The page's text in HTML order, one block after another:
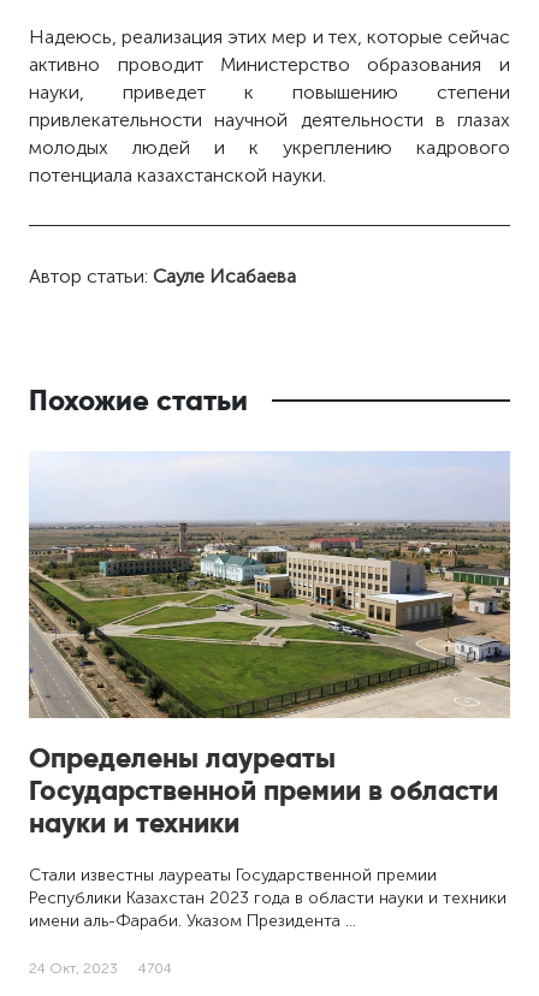
Надеюсь, реализация этих мер и тех, которые сейчас
активно проводит Министерство образования и
науки, приведет к повышению степени
привлекательности научной деятельности в глазах
молодых людей и к укреплению кадрового
потенциала казахстанской науки.
Автор статьи:Сауле Исабаева
Похожие статьи
Определены лауреаты
Государственной премии в области
науки и техники
Стали известны лауреаты Государственной премии
Республики Казахстан 2023 года в области науки и техники
имени аль-Фараби. Указом Президента …
24 Окт, 2023 4704